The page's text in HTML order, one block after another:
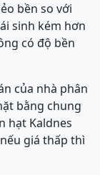
bền so với
sinh kém hơn
có độ bền
của nhà phân
bằng chung
hạt Kaldnes
giá thấp thì